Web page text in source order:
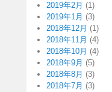
2019年2月 (1)
2019年1月 (3)
2018年12月 (1)
2018年11月 (4)
2018年10月 (4)
2018年9月 (5)
2018年8月 (3)
2018年7月 (3)